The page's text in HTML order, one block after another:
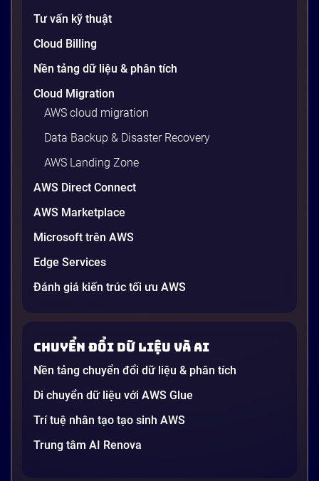
20 phút
Generative AI là gì? Giải thích đơn giản
và ứng dụng cho doanh nghiệp Việt
Nam 2026
Gần đây, bạn có thể nghe đến thuật ngữ “Generative
AI” được nhắc khắp nơi: từ báo cáo chiến lược của
dường như chỉ được viết cho kỹ sư, không phải cho
người […]
21 phút
Tư vấn kỹ thuật
Cloud Billing
Nền tảng dữ liệu & phân tích
Cloud Migration
AWS cloud migration
Data Backup & Disaster Recovery
AWS Landing Zone
AWS Direct Connect
AWS Marketplace
Microsoft trên AWS
Edge Services
Đánh giá kiến trúc tối ưu AWS
Chuyển đổi dữ liệu và AI
Nền tảng chuyển đổi dữ liệu & phân tích
Di chuyển dữ liệu với AWS Glue
Trí tuệ nhân tạo tạo sinh AWS
Trung tâm AI Renova